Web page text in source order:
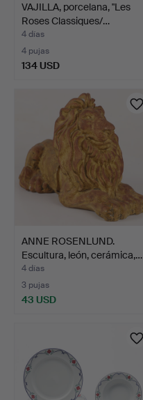
VAJILLA, porcelana, "Les
Roses Classiques/…
4 días
4 pujas
134 USD
ANNE ROSENLUND.
Escultura, león, cerámica,…
4 días
3 pujas
43 USD